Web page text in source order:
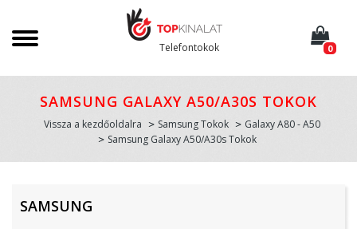
Telefontokok 0
SAMSUNG GALAXY A50/A30S TOKOK
Vissza a kezdőoldalra Samsung Tokok
Galaxy A80 - A50
Samsung Galaxy A50/A30s Tokok
SAMSUNG